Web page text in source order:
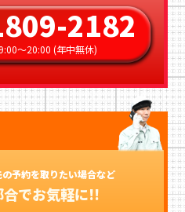
2182
〜20:00 (年中無休)
予約を取りたい場合など
合でお気軽に!!